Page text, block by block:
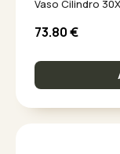
Vaso Cilindro
73.80€